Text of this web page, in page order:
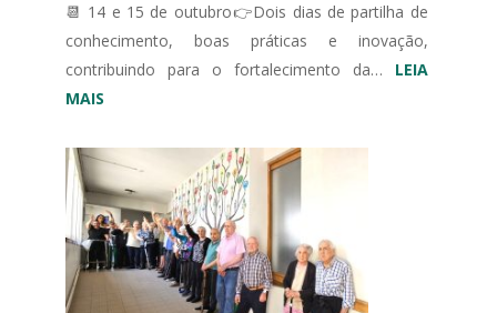
📆 14 e 15 de outubro👉Dois dias de partilha de
conhecimento, boas práticas e inovação,
contribuindo para o fortalecimento da… LEIA
MAIS:
CONGRESSO
IBÉRICO
EM
UNIDADES
DE
CUIDADOS